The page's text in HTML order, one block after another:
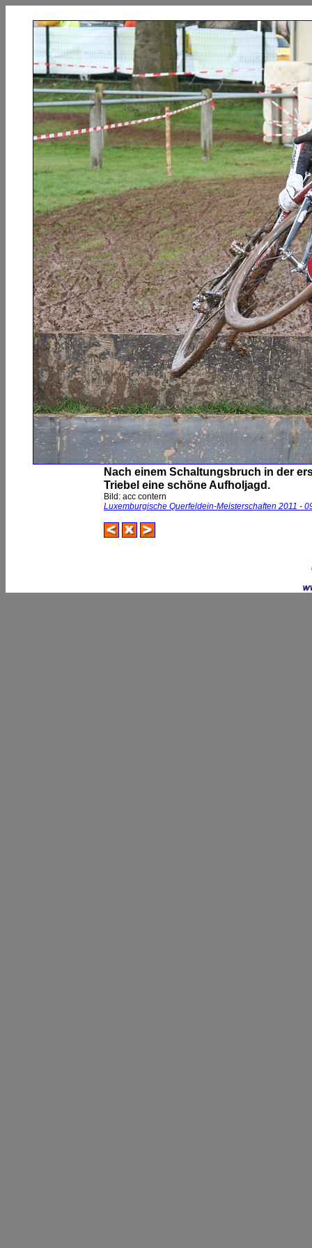
Nach einem Schaltungsbruch in der
Triebel eine schöne Aufholjagd.
Bild: acc contern
Luxemburgische Querfeldein-Meisterschaften 2011 -